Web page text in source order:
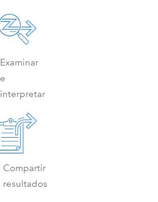
Examinar
e
interpretar
Compartir
resultados